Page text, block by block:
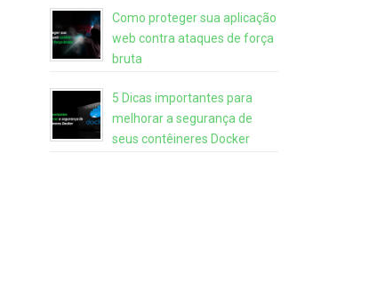
Como proteger sua aplicação
web contra ataques de força
bruta
5 Dicas importantes para
melhorar a segurança de
seus contêineres Docker